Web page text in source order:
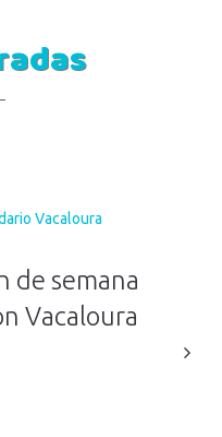
de semana
Vacaloura